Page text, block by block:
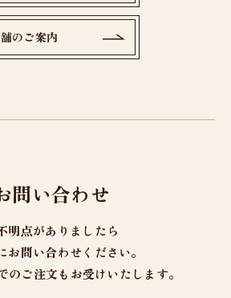
のご案内
問い合わせ
明点がありましたら
お問い合わせください。
のご注文もお受けいたします。